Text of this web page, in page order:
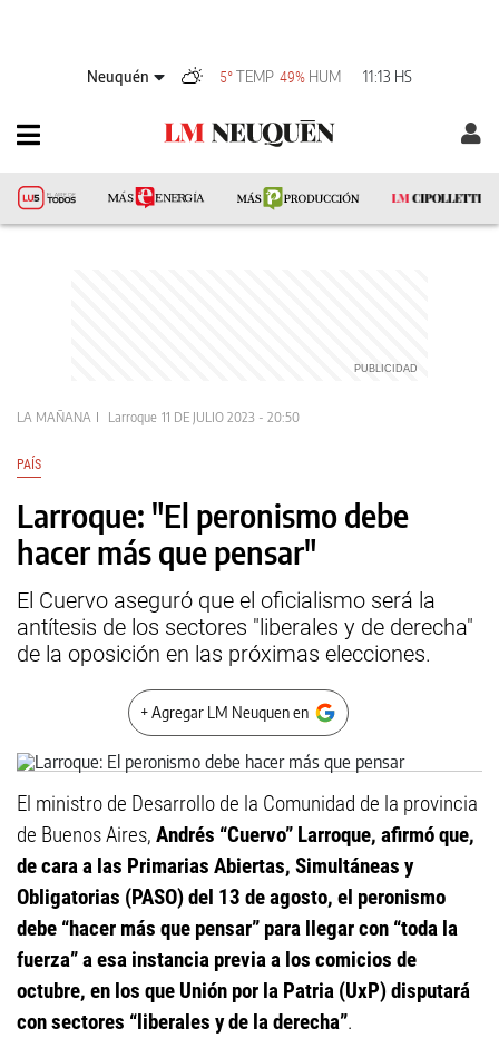
Neuquén 5° TEMP 49% HUM 11:13 HS
LA MAÑANA Larroque 11 DE JULIO 2023 - 20:50
PAÍS
Larroque: "El peronismo debe
hacer más que pensar"
El Cuervo aseguró que el oficialismo será la
antítesis de los sectores "liberales y de derecha"
de la oposición en las próximas elecciones.
+ Agregar LM Neuquen en
El ministro de Desarrollo de la Comunidad de la provincia
de Buenos Aires, Andrés “Cuervo” Larroque, afirmó que,
de cara a las Primarias Abiertas, Simultáneas y
Obligatorias (PASO) del 13 de agosto, el peronismo
debe “hacer más que pensar” para llegar con “toda la
fuerza” a esa instancia previa a los comicios de
octubre, en los que Unión por la Patria (UxP) disputará
con sectores “liberales y de la derecha”.